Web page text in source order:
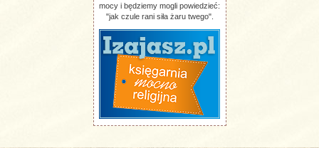
mocy i będziemy mogli powiedzieć:
"jak czule rani siła żaru twego".